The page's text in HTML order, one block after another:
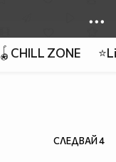
🪀CHILL ZONE
СЛЕДВАЙ4